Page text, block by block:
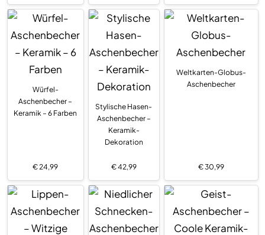
Würfel-
Aschenbecher –
Keramik – 6 Farben
€24,99
Stylische Hasen-
Aschenbecher –
Keramik-
Dekoration
€42,99
Weltkarten-Globus-
Aschenbecher
€30,99